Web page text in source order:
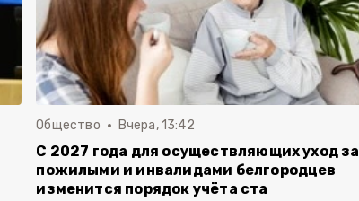
Общество Вчера, 13:42
С 2027 года для осуществляющих уход за
пожилыми и инвалидами белгородцев
изменится порядок учёта ста